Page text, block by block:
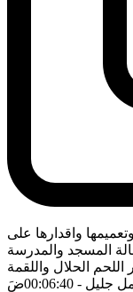
واقدارها على
المسجد والمدرسة
الحلال واللقمة
جليل - 00:06:40 ضَ